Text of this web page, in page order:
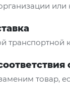
транспортной
товар,